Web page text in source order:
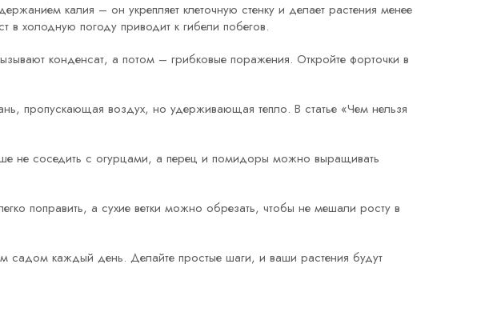
калия – он укрепляет клеточную стенку и делает растения менее
холодную погоду приводит к гибели побегов.
конденсат, а потом – грибковые поражения. Откройте форточки в
пропускающая воздух, но удерживающая тепло. В статье «Чем нельзя
не соседить с огурцами, а перец и помидоры можно выращивать
поправить, а сухие ветки можно обрезать, чтобы не мешали росту в
садом каждый день. Делайте простые шаги, и ваши растения будут